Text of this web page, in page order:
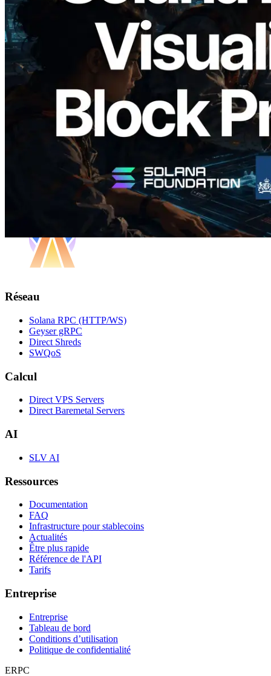
Validators Solutions lance le Solana Block
Analyzer — Visualisation du temps de
production de bloc par slot et des
validateurs assignés
Réseau
Solana RPC (HTTP/WS)
Geyser gRPC
Direct Shreds
SWQoS
Calcul
Direct VPS Servers
Direct Baremetal Servers
AI
SLV AI
Ressources
Documentation
FAQ
Infrastructure pour stablecoins
Actualités
Être plus rapide
Référence de l'API
Tarifs
Entreprise
Entreprise
Tableau de bord
Conditions d’utilisation
Politique de confidentialité
ERPC